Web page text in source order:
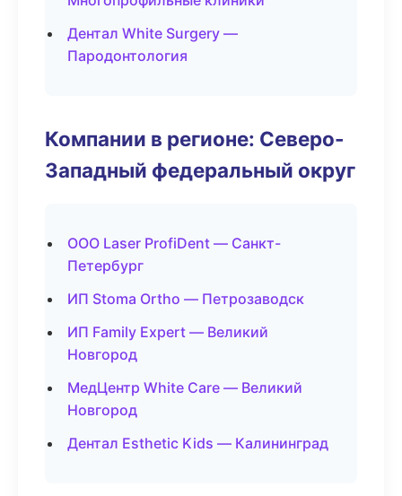
Дентал White Surgery —
Пародонтология
Компании в регионе: Северо-
Западный федеральный округ
ООО Laser ProfiDent — Санкт-
Петербург
ИП Stoma Ortho — Петрозаводск
ИП Family Expert — Великий
Новгород
МедЦентр White Care — Великий
Новгород
Дентал Esthetic Kids — Калининград